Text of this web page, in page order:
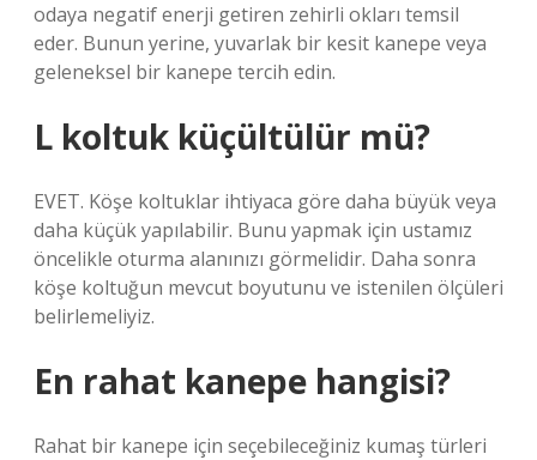
odaya negatif enerji getiren zehirli okları temsil
eder. Bunun yerine, yuvarlak bir kesit kanepe veya
geleneksel bir kanepe tercih edin.
L koltuk küçültülür mü?
EVET. Köşe koltuklar ihtiyaca göre daha büyük veya
daha küçük yapılabilir. Bunu yapmak için ustamız
öncelikle oturma alanınızı görmelidir. Daha sonra
köşe koltuğun mevcut boyutunu ve istenilen ölçüleri
belirlemeliyiz.
En rahat kanepe hangisi?
Rahat bir kanepe için seçebileceğiniz kumaş türleri